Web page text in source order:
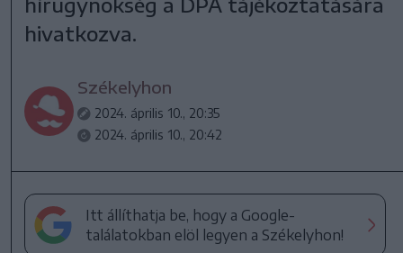
hivatkozva.
Székelyhon
2024. április 10., 20:35
2024. április 10., 20:42
Itt állíthatja be, hogy a Google-
találatokban elöl legyen a Székelyhon!